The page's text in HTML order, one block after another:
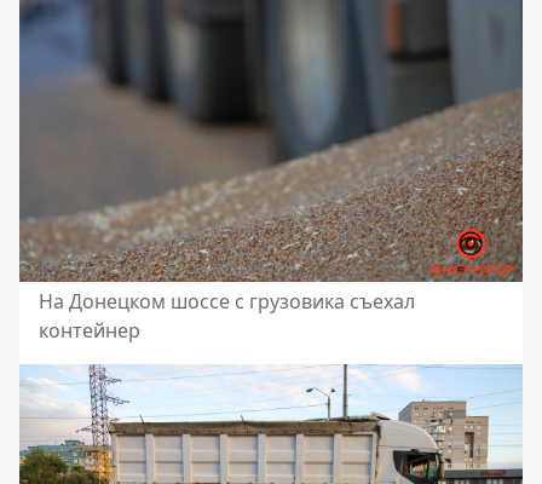
На Донецком шоссе с грузовика съехал
контейнер